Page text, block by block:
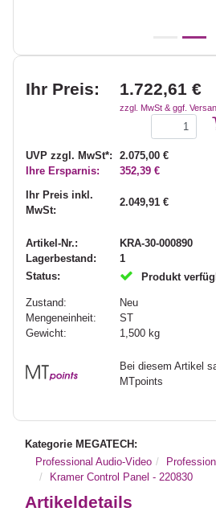
Ihr Preis: 1.722,61 €
zzgl. MwSt & ggf.
UVP zzgl. MwSt*:
2.075,00 €
Ihre Ersparnis:
352,39 €
Ihr Preis inkl.
MwSt:
2.049,91 €
Artikel-Nr.:
KRA-30-000890
Lagerbestand:
1
Status:
Produkt
Zustand:
Neu
Mengeneinheit:
ST
Gewicht:
1,500kg
Bei diesem Artikel
MTpoints
Kategorie MEGATECH:
Professional Audio-Video
Kramer Control Panel - 220830
Artikeldetails